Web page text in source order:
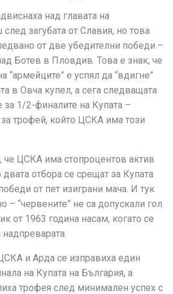
над главата на
загубата от Славия, но това
от две убедителни победи –
Ботев в Пловдив. Това е знак, че
“армейците” е успял да “вдигне”
в Овча купел, а сега следващата
за 1/2-финалите на Купата –
трофей, който ЦСКА има този
че ЦСКА има стопроцентов актив
отбора се срещат за Купата
от пет изиграни мача. И тук
– “червените” не са допускали гол
от 1963 година насам, когато се
и Арда се изправиха един
на Купата на България, а
трофея след минимален успех с